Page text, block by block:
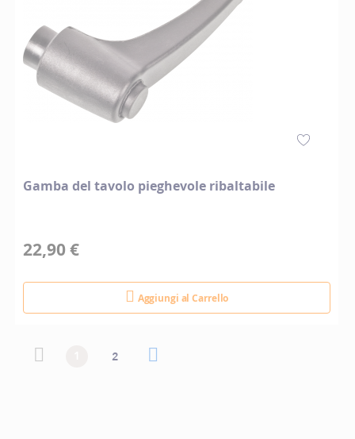
Gamba del tavolo pieghevole ribaltabile
22,90 €
Aggiungi al Carrello
Pagina Pagina precedente
Attualmente stai leggendo la pagina
Pagina
2